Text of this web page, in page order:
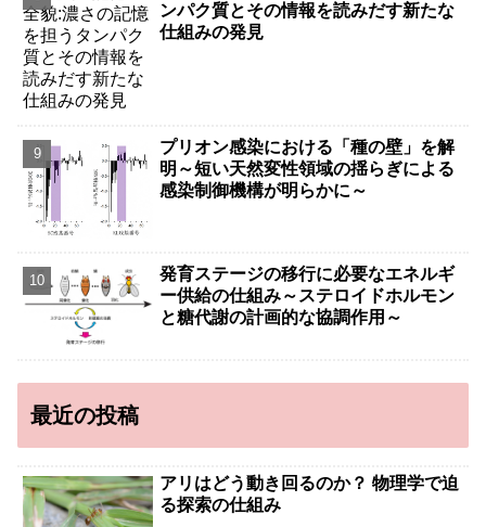
ンパク質とその情報を読みだす新たな
仕組みの発見
プリオン感染における「種の壁」を解
明～短い天然変性領域の揺らぎによる
感染制御機構が明らかに～
発育ステージの移行に必要なエネルギ
ー供給の仕組み～ステロイドホルモン
と糖代謝の計画的な協調作用～
最近の投稿
アリはどう動き回るのか？ 物理学で迫
る探索の仕組み